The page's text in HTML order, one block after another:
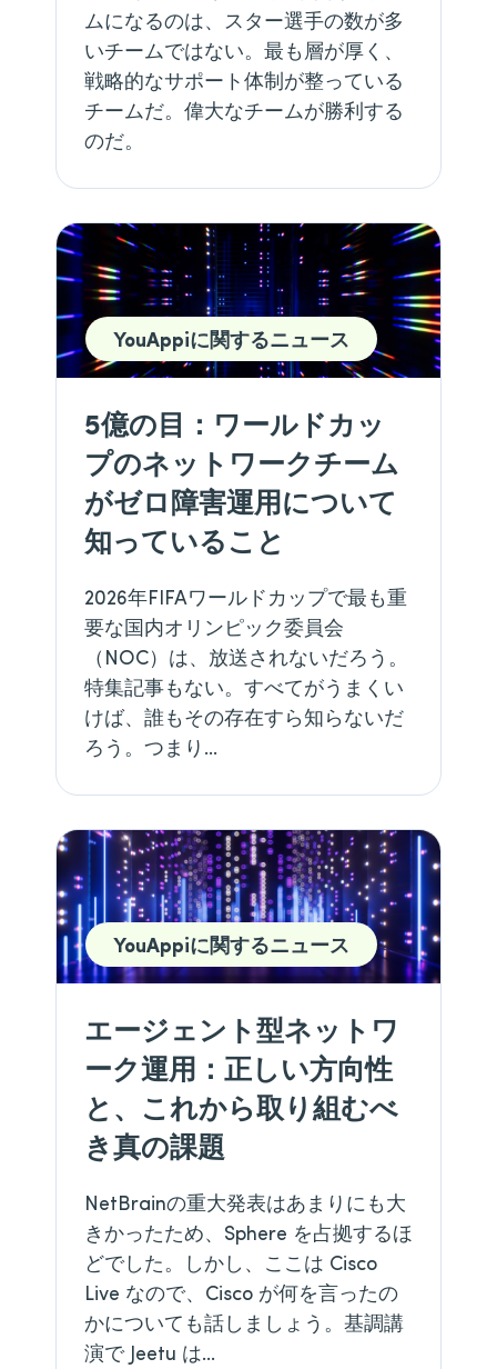
ムになるのは、スター選手の数が多
いチームではない。最も層が厚く、
戦略的なサポート体制が整っている
チームだ。偉大なチームが勝利する
のだ。
YouAppiに関するニュース
5億の目：ワールドカッ
プのネットワークチーム
がゼロ障害運用について
知っていること
2026年FIFAワールドカップで最も重
要な国内オリンピック委員会
（NOC）は、放送されないだろう。
特集記事もない。すべてがうまくい
けば、誰もその存在すら知らないだ
ろう。つまり…
YouAppiに関するニュース
エージェント型ネットワ
ーク運用：正しい方向性
と、これから取り組むべ
き真の課題
NetBrainの重大発表はあまりにも大
きかったため、Sphere を占拠するほ
どでした。しかし、ここは Cisco
Live なので、Cisco が何を言ったの
かについても話しましょう。基調講
演で Jeetu は…